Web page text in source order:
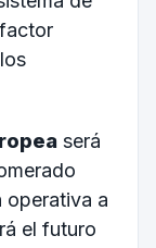
será
operativa a
el futuro